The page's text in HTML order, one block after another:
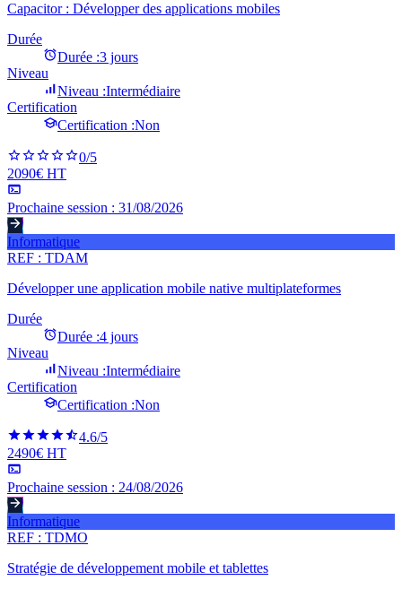
Capacitor : Développer des applications mobiles
Durée
Durée :3 jours
Niveau
Niveau :Intermédiaire
Certification
Certification :Non
0/5
2090€ HT
Prochaine session : 31/08/2026
Informatique
REF : TDAM
Développer une application mobile native multiplateformes
Durée
Durée :4 jours
Niveau
Niveau :Intermédiaire
Certification
Certification :Non
4.6/5
2490€ HT
Prochaine session : 24/08/2026
Informatique
REF : TDMO
Stratégie de développement mobile et tablettes